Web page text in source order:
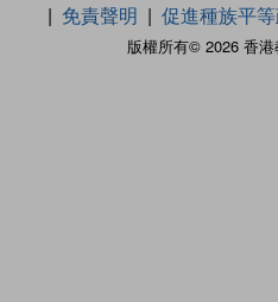
版權所有© 2026 香
免責聲明
促進種族平